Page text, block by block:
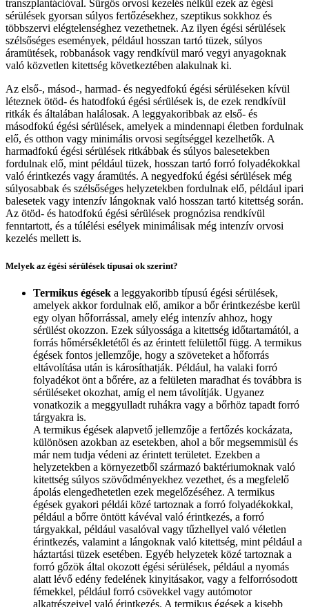
transzplantációval. Sürgős orvosi kezelés nélkül ezek az égési
sérülések gyorsan súlyos fertőzésekhez, szeptikus sokkhoz és
többszervi elégtelenséghez vezethetnek. Az ilyen égési sérülések
szélsőséges események, például hosszan tartó tüzek, súlyos
áramütések, robbanások vagy rendkívül maró vegyi anyagoknak
való közvetlen kitettség következtében alakulnak ki.
Az első-, másod-, harmad- és negyedfokú égési sérüléseken kívül
léteznek ötöd- és hatodfokú égési sérülések is, de ezek rendkívül
ritkák és általában halálosak. A leggyakoribbak az első- és
másodfokú égési sérülések, amelyek a mindennapi életben fordulnak
elő, és otthon vagy minimális orvosi segítséggel kezelhetők. A
harmadfokú égési sérülések ritkábbak és súlyos balesetekben
fordulnak elő, mint például tüzek, hosszan tartó forró folyadékokkal
való érintkezés vagy áramütés. A negyedfokú égési sérülések még
súlyosabbak és szélsőséges helyzetekben fordulnak elő, például ipari
balesetek vagy intenzív lángoknak való hosszan tartó kitettség során.
Az ötöd- és hatodfokú égési sérülések prognózisa rendkívül
fenntartott, és a túlélési esélyek minimálisak még intenzív orvosi
kezelés mellett is.
Melyek az égési sérülések típusai ok szerint?
Termikus égések a leggyakoribb típusú égési sérülések,
amelyek akkor fordulnak elő, amikor a bőr érintkezésbe kerül
egy olyan hőforrással, amely elég intenzív ahhoz, hogy
sérülést okozzon. Ezek súlyossága a kitettség időtartamától, a
forrás hőmérsékletétől és az érintett felülettől függ. A termikus
égések fontos jellemzője, hogy a szöveteket a hőforrás
eltávolítása után is károsíthatják. Például, ha valaki forró
folyadékot önt a bőrére, az a felületen maradhat és továbbra is
sérüléseket okozhat, amíg el nem távolítják. Ugyanez
vonatkozik a meggyulladt ruhákra vagy a bőrhöz tapadt forró
tárgyakra is.
A termikus égések alapvető jellemzője a fertőzés kockázata,
különösen azokban az esetekben, ahol a bőr megsemmisül és
már nem tudja védeni az érintett területet. Ezekben a
helyzetekben a környezetből származó baktériumoknak való
kitettség súlyos szövődményekhez vezethet, és a megfelelő
ápolás elengedhetetlen ezek megelőzéséhez. A termikus
égések gyakori példái közé tartoznak a forró folyadékokkal,
például a bőrre öntött kávéval való érintkezés, a forró
tárgyakkal, például vasalóval vagy tűzhellyel való véletlen
érintkezés, valamint a lángoknak való kitettség, mint például a
háztartási tüzek esetében. Egyéb helyzetek közé tartoznak a
forró gőzök által okozott égési sérülések, például a nyomás
alatt lévő edény fedelének kinyitásakor, vagy a felforrósodott
fémekkel, például forró csövekkel vagy autómotor
alkatrészeivel való érintkezés. A termikus égések a kisebb